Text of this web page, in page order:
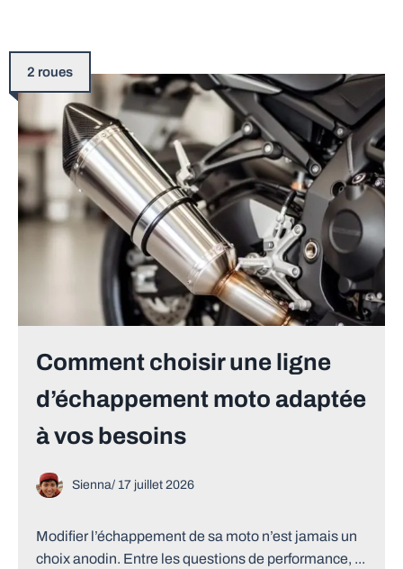
2 roues
Comment choisir une ligne
d’échappement moto adaptée
à vos besoins
Sienna/ 17 juillet 2026
Modifier l’échappement de sa moto n’est jamais un
choix anodin. Entre les questions de performance, ...